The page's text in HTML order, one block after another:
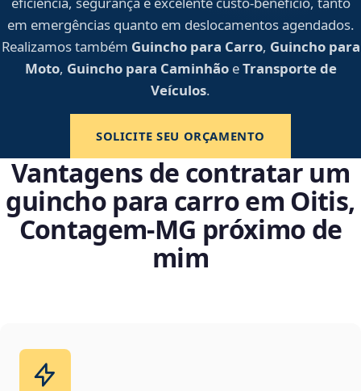
em emergências quanto em deslocamentos agendados.
Realizamos também Guincho para Carro, Guincho para
Moto, Guincho para CaminhãoeTransporte de
Veículos.
SOLICITE SEU ORÇAMENTO
Vantagens de contratar um
guincho para carro em Oitis,
Contagem‑MG próximo de
mim